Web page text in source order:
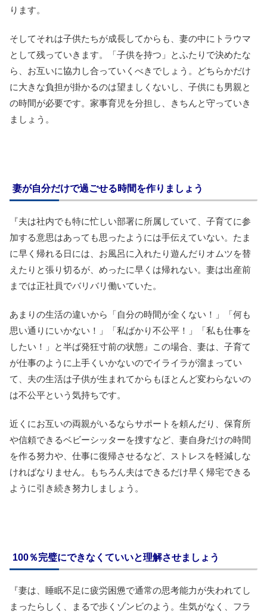
ります。
そしてそれは子供たちが成長してからも、妻の中にトラウマ
として残っていきます。「子供を持つ」とふたりで決めたな
ら、お互いに協力し合っていくべきでしょう。どちらかだけ
に大きな負担が掛かるのは望ましくないし、子供にも男親と
の時間が必要です。家事育児を分担し、きちんと守っていき
ましょう。
妻が自分だけで過ごせる時間を作りましょう
『夫は社内でも特に忙しい部署に所属していて、子育てに参
加する意思はあっても思ったようには手伝えていない。たま
に早く帰れる日には、お風呂に入れたり遊んだりオムツを替
えたりと張り切るが、めったに早くは帰れない。妻は出産前
までは正社員でバリバリ働いていた。
あまりの生活の違いから「自分の時間が全くない！」「何も
思い通りにいかない！」「私ばかり不公平！」「私も仕事を
したい！」と半ば発狂寸前の状態』この場合、妻は、子育て
が仕事のように上手くいかないのでイライラが溜まってい
て、夫の生活は子供が生まれてからもほとんど変わらないの
は不公平という気持ちです。
近くにお互いの両親がいるならサポートを頼んだり、保育所
や信頼できるベビーシッターを捜すなど、妻自身だけの時間
を作る努力や、仕事に復帰させるなど、ストレスを軽減しな
ければなりません。もちろん夫はできるだけ早く帰宅できる
ように引き続き努力しましょう。
100％完璧にできなくていいと理解させましょう
『妻は、睡眠不足に疲労困憊で通常の思考能力が失われてし
まったらしく、まるで歩くゾンビのよう。生気がなく、フラ